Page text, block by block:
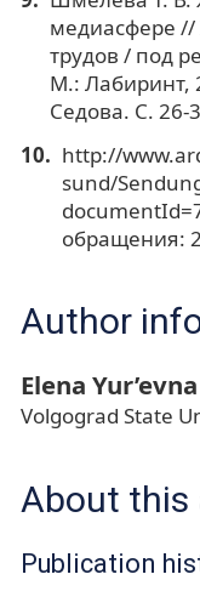
медиасфере
трудов / под
М.: Лабиринт,
Седова. С. 26-
http://
sund/
обращения:
Author
Elena
Volgograd State
About this
Publication